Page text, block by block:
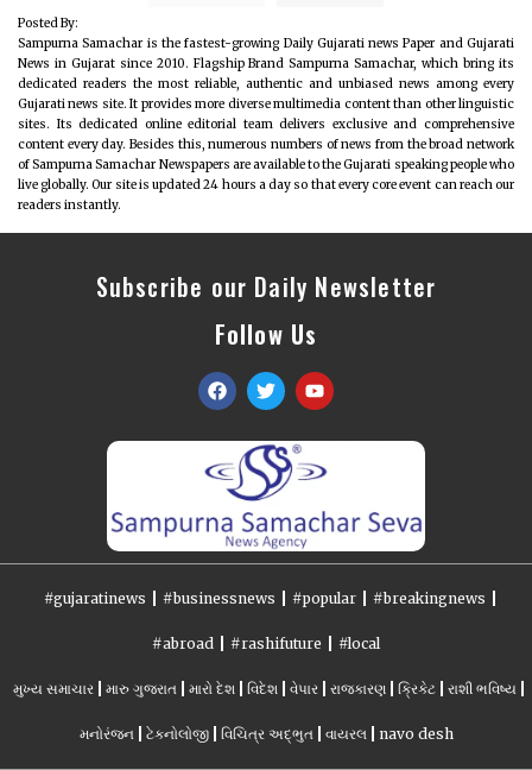
Posted By:
Sampurna Samachar is the fastest-growing Daily Gujarati news Paper and Gujarati
News in Gujarat since 2010. Flagship Brand Sampurna Samachar, which bring its
dedicated readers the most reliable, authentic and unbiased news among every
Gujarati news site. It provides more diverse multimedia content than other linguistic
sites. Its dedicated online editorial team delivers exclusive and comprehensive
content every day. Besides this, numerous numbers of news from the broad network
of Sampurna Samachar Newspapers are available to the Gujarati speaking people who
live globally. Our site is updated 24 hours a day so that every core event can reach our
readers instantly.
Subscribe our Daily Newsletter
Follow Us
#gujaratinews #businessnews #popular #breakingnews
#abroad #rashifuture #local
મુખ્ય સમાચાર મારુ ગુજરાત મારો દેશ વિદેશ વેપાર રાજકારણ ક્રિકેટ રાશી ભવિષ્ય
મનોરંજન ટેકનોલોજી વિચિત્ર અદ્ભુત વાયરલ navo desh